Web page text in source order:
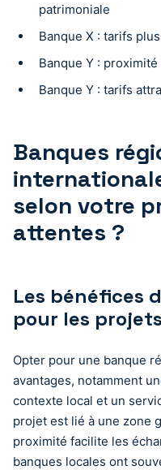
patrimoniale
Banque X : tarifs
Banque Y :
Banque Y : tarifs
Banques
selon votre
attentes ?
Les bénéfices
pour les
Opter pour une banque
avantages, notamment
contexte local et un
projet est lié à une zone
proximité facilite les
banques locales ont